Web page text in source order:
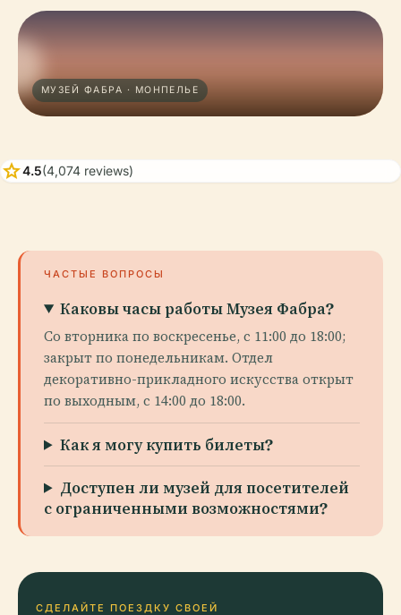
МУЗЕЙ ФАБРА · МОНПЕЛЬЕ
star4.5(4,074 reviews)
ЧАСТЫЕ ВОПРОСЫ
Каковы часы работы Музея Фабра?
Со вторника по воскресенье, с 11:00 до 18:00;
закрыт по понедельникам. Отдел
декоративно-прикладного искусства открыт
по выходным, с 14:00 до 18:00.
Как я могу купить билеты?
Доступен ли музей для посетителей
с ограниченными возможностями?
СДЕЛАЙТЕ ПОЕЗДКУ СВОЕЙ